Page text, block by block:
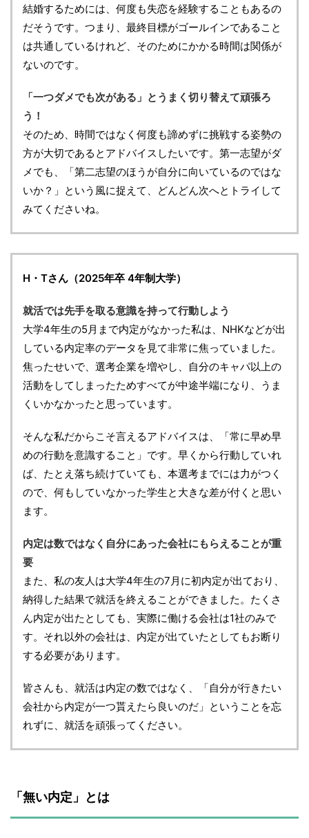
結婚するためには、何度も失恋を経験することもあるの
だそうです。つまり、最終目標がゴールインであること
は共通しているけれど、そのためにかかる時間は関係が
ないのです。
「一つダメでも次がある」とうまく切り替えて頑張ろ
う！
そのため、時間ではなく何度も諦めずに挑戦する姿勢の
方が大切であるとアドバイスしたいです。第一志望がダ
メでも、「第二志望のほうが自分に向いているのではな
いか？」という風に捉えて、どんどん次へとトライして
みてくださいね。
H・Tさん（2025年卒 4年制大学）
就活では先手を取る意識を持って行動しよう
大学4年生の5月まで内定がなかった私は、NHKなどが出
している内定率のデータを見て非常に焦っていました。
焦ったせいで、選考企業を増やし、自分のキャパ以上の
活動をしてしまったためすべてが中途半端になり、うま
くいかなかったと思っています。
そんな私だからこそ言えるアドバイスは、「常に早め早
めの行動を意識すること」です。早くから行動していれ
ば、たとえ落ち続けていても、本選考までには力がつく
ので、何もしていなかった学生と大きな差が付くと思い
ます。
内定は数ではなく自分にあった会社にもらえることが重
要
また、私の友人は大学4年生の7月に初内定が出ており、
納得した結果で就活を終えることができました。たくさ
ん内定が出たとしても、実際に働ける会社は1社のみで
す。それ以外の会社は、内定が出ていたとしてもお断り
する必要があります。
皆さんも、就活は内定の数ではなく、「自分が行きたい
会社から内定が一つ貰えたら良いのだ」ということを忘
れずに、就活を頑張ってください。
「無い内定」とは